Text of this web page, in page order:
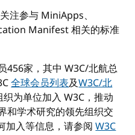
注参与 MiniApps、
Manifest 相关的标准
456家，其中 W3C/北航总
全球会员列表及W3C/北
为单位加入 W3C，推动
和学术研究的领先组织交
加入等信息，请参阅W3C